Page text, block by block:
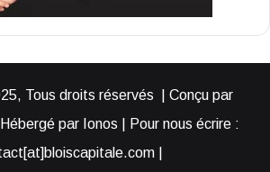
Tous droits réservés | Conçu par
par Ionos | Pour nous écrire :
|